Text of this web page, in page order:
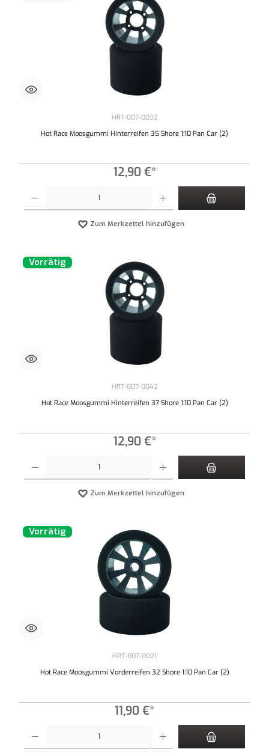
HRT-007-0032
Hot Race Moosgummi Hinterreifen 35 Shore 1:10 Pan Car (2)
12,90 €*
Zum Merkzettel hinzufügen
Vorrätig
HRT-007-0042
Hot Race Moosgummi Hinterreifen 37 Shore 1:10 Pan Car (2)
12,90 €*
Zum Merkzettel hinzufügen
Vorrätig
HRT-007-0021
Hot Race Moosgummi Vorderreifen 32 Shore 1:10 Pan Car (2)
11,90 €*